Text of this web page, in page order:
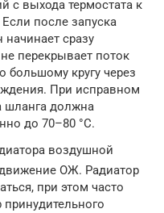
с выхода термостата к
после запуска
начинает сразу
не перекрывает поток
большому кругу через
При исправном
шланга должна
до 70–80 °C.
воздушной
ОЖ. Радиатор
при этом часто